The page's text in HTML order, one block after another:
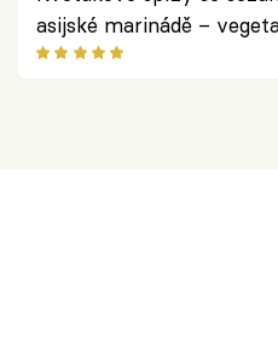
asijské marinádě –
chuťovka z grilu